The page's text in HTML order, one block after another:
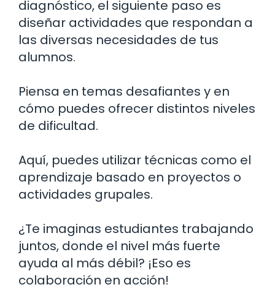
diagnóstico, el siguiente paso es
diseñar actividades que respondan a
las diversas necesidades de tus
alumnos.
Piensa en temas desafiantes y en
cómo puedes ofrecer distintos niveles
de dificultad.
Aquí, puedes utilizar técnicas como el
aprendizaje basado en proyectos o
actividades grupales.
¿Te imaginas estudiantes trabajando
juntos, donde el nivel más fuerte
ayuda al más débil? ¡Eso es
colaboración en acción!